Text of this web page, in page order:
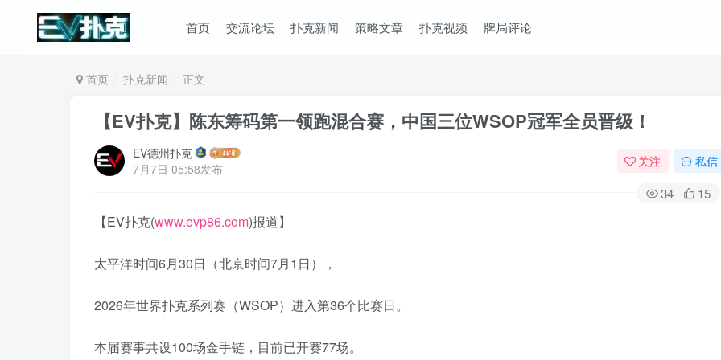
首页 交流论坛 扑克新闻 策略文章 扑克视频 牌局评论
首页 扑克新闻 正文
【EV扑克】陈东筹码第一领跑混合赛，中国三位WSOP冠军全员晋级！
EV德州扑克
7月7日 05:58发布
关注 私信
34 15
【EV扑克(www.evp86.com)报道】
太平洋时间6月30日（北京时间7月1日），
2026年世界扑克系列赛（WSOP）进入第36个比赛日。
本届赛事共设100场金手链，目前已开赛77场。